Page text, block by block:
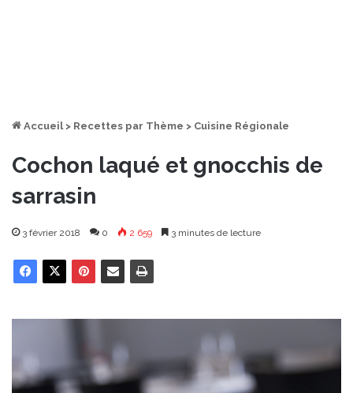
Accueil > Recettes par Thème > Cuisine Régionale
Cochon laqué et gnocchis de
sarrasin
3 février 2018 0 2 659 3 minutes de lecture